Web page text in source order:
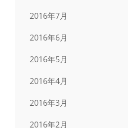
2016年7月
2016年6月
2016年5月
2016年4月
2016年3月
2016年2月